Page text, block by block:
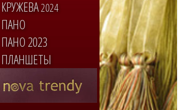
КРУЖЕВА2024
ПАНО
ПАНО 2023
ПЛАНШЕТЫ